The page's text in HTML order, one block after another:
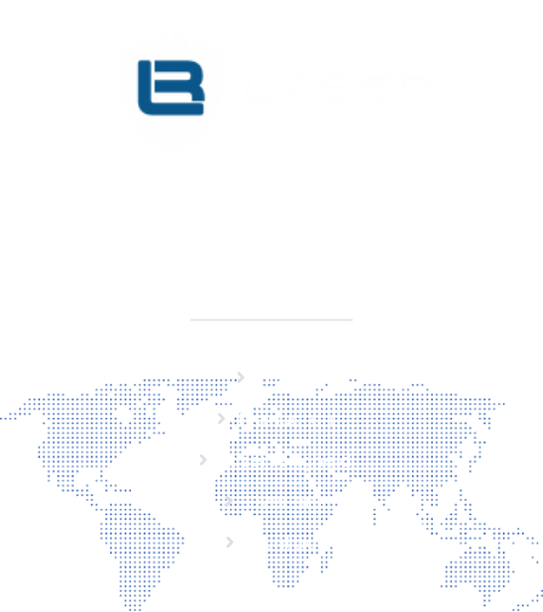
Home
Producten
Laserveiligheid
Over ons
Contact